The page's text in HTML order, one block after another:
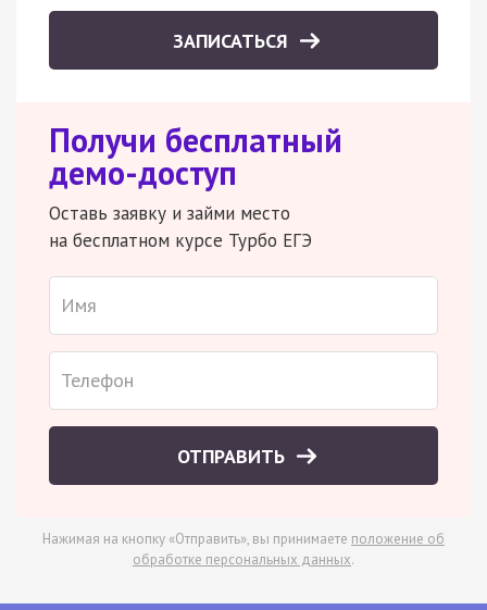
ЗАПИСАТЬСЯ
Получи бесплатный
демо-доступ
Оставь заявку и займи место
на бесплатном курсе Турбо ЕГЭ
ОТПРАВИТЬ
Нажимая на кнопку «Отправить», вы принимаете положение об
обработке персональных данных.